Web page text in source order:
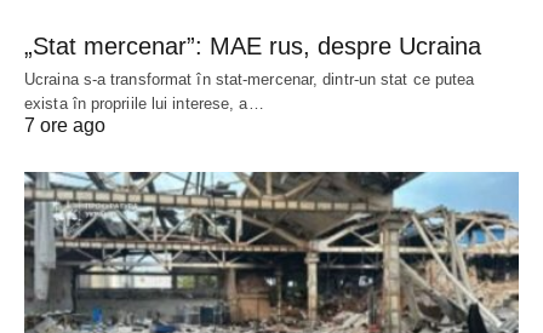
„Stat mercenar”: MAE rus, despre Ucraina
Ucraina s-a transformat în stat-mercenar, dintr-un stat ce putea
exista în propriile lui interese, a…
7 ore ago